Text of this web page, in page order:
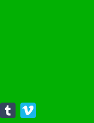
LinkedIn
Tumblr